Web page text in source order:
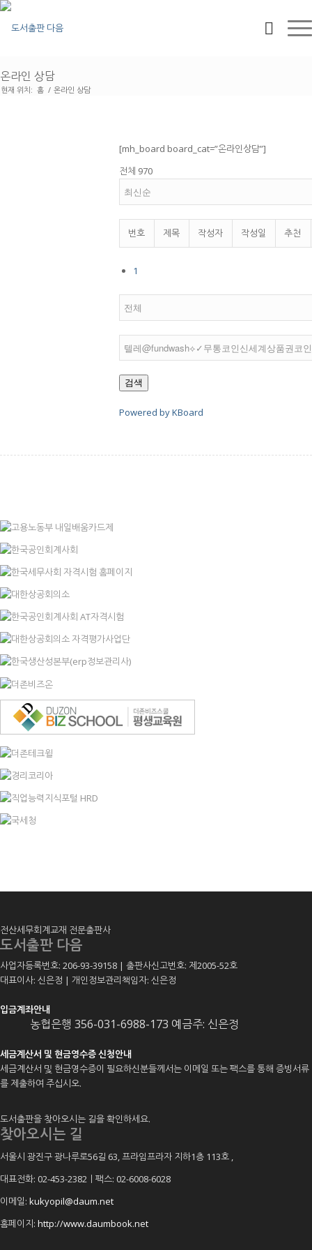
온라인 상담
현재 위치: 홈 / 온라인 상담
[mh_board board_cat=”온라인상담”]
전체 970
번호 제목 작성자 작성일 추천
1
검색
Powered by KBoard
전산세무회계교재 전문출판사
도서출판 다음
사업자등록번호: 206-93-39158 | 출판사신고번호: 제2005-52호
대표이사: 신은정 | 개인정보관리책임자: 신은정
입금계좌안내
농협은행 356-031-6988-173 예금주: 신은정
세금계산서 및 현금영수증 신청안내
세금계산서 및 현금영수증이 필요하신분들께서는 이메일 또는 팩스를 통해 증빙서류
를 제출하여 주십시오.
도서출판을 찾아오시는 길을 확인하세요.
찾아오시는 길
서울시 광진구 광나루로56길 63, 프라임프라자 지하1층 113호 ,
대표전화: 02-453-2382ㅣ팩스: 02-6008-6028
이메일: kukyopil@daum.net
홈페이지: http://www.daumbook.net